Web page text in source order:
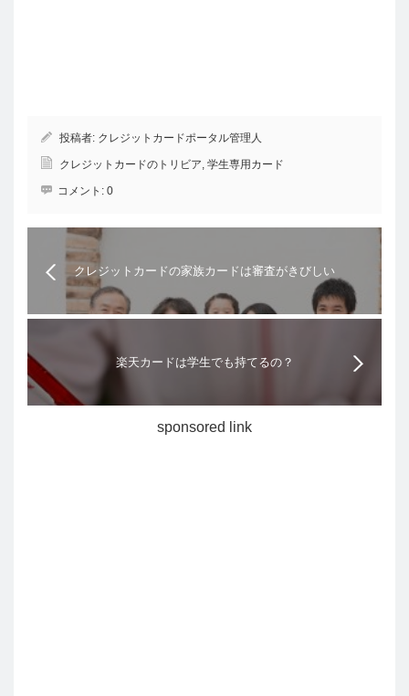
投稿者: クレジットカードポータル管理人
クレジットカードのトリビア 学生専用カード
コメント: 0
クレジットカードの家族カードは審査がきびしい
楽天カードは学生でも持てるの？
sponsored link